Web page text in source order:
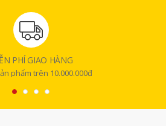
PHÍ GIAO HÀNG
phẩm trên 10.000.000đ